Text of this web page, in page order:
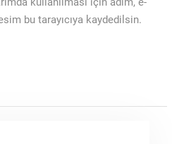
bu tarayıcıya kaydedilsin.